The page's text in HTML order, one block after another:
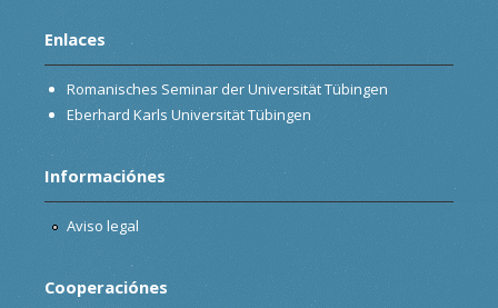
Enlaces
Romanisches Seminar der Universität Tübingen
Eberhard Karls Universität Tübingen
Informaciónes
Aviso legal
Cooperaciónes